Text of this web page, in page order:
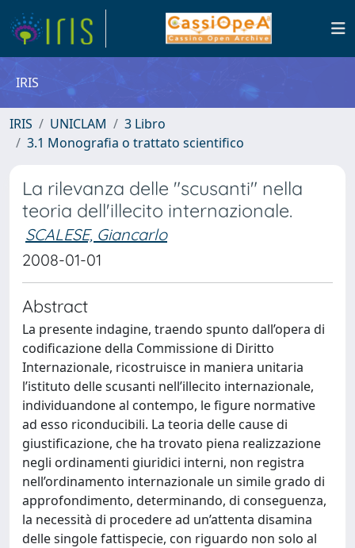
IRIS
IRIS UNICLAM
3 Libro
3.1 Monografia o trattato scientifico
La rilevanza delle "scusanti" nella
teoria dell'illecito internazionale.
SCALESE, Giancarlo
2008-01-01
Abstract
La presente indagine, traendo spunto dall’opera di
codificazione della Commissione di Diritto
Internazionale, ricostruisce in maniera unitaria
l’istituto delle scusanti nell’illecito internazionale,
individuandone al contempo, le figure normative
ad esso riconducibili. La teoria delle cause di
giustificazione, che ha trovato piena realizzazione
negli ordinamenti giuridici interni, non registra
nell’ordinamento internazionale un simile grado di
approfondimento, determinando, di conseguenza,
la necessità di procedere ad un’attenta disamina
delle singole fattispecie, con riguardo non solo al